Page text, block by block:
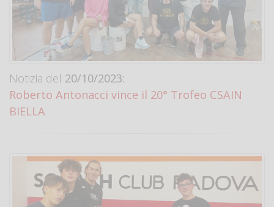
Notizia del 20/10/2023:
Roberto Antonacci vince il 20° Trofeo CSAIN
BIELLA